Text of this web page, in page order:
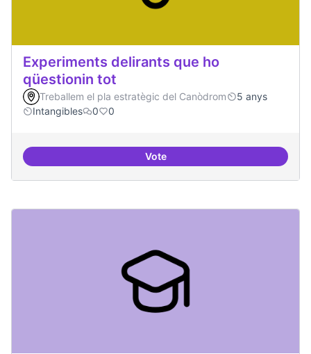
Experiments delirants que ho
qüestionin tot
Treballem el pla estratègic del Canòdrom
5 anys
Intangibles
0 0
VoteExperiments delirants que ho